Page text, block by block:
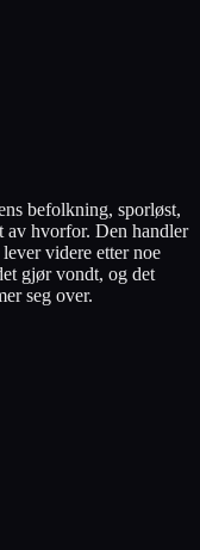
befolkning, sporløst,
av hvorfor. Den handler
videre etter noe
gjør vondt, og det
seg over.